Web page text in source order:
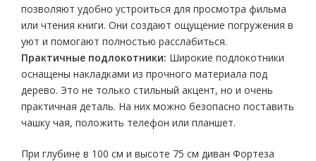
позволяют удобно устроиться для просмотра фильма
или чтения книги. Они создают ощущение погружения в
уют и помогают полностью расслабиться.
Практичные подлокотники: Широкие подлокотники
оснащены накладками из прочного материала под
дерево. Это не только стильный акцент, но и очень
практичная деталь. На них можно безопасно поставить
чашку чая, положить телефон или планшет.
При глубине в 100 см и высоте 75 см диван Фортеза